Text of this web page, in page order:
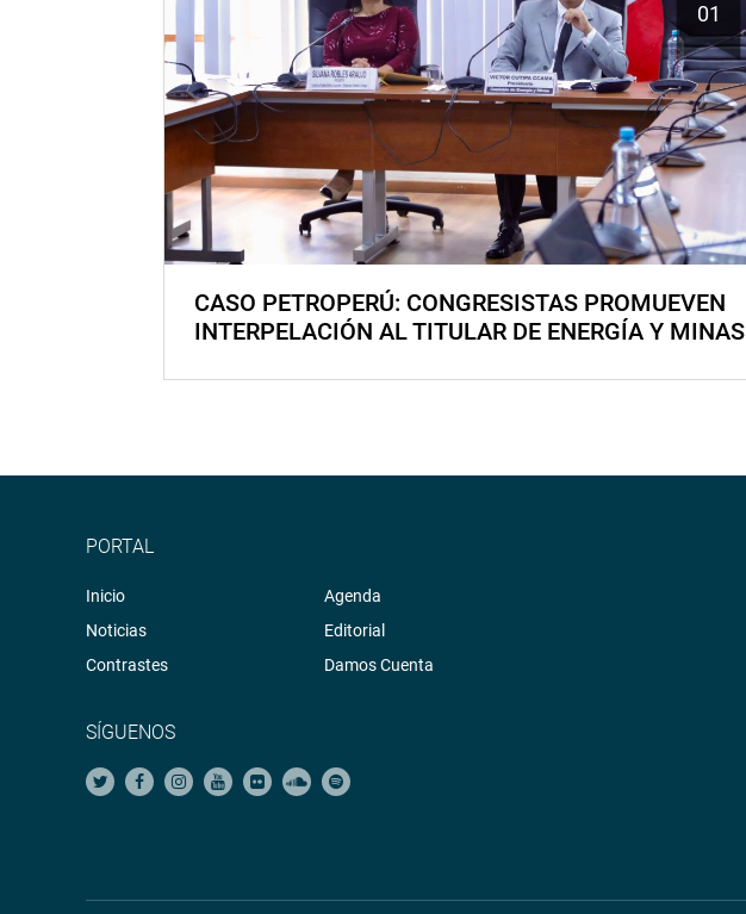
01
CASO PETROPERÚ: CONGRESISTAS PROMUEVEN
INTERPELACIÓN AL TITULAR DE ENERGÍA Y MINAS
PORTAL
Inicio
Noticias
Contrastes
Agenda
Editorial
Damos Cuenta
SÍGUENOS